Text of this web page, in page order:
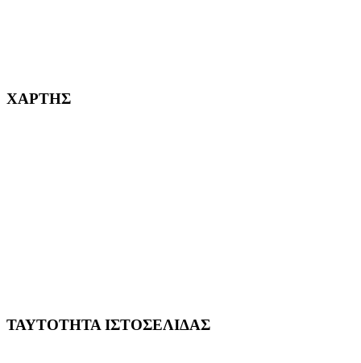
ΧΑΡΤΗΣ
ΤΑΥΤΟΤΗΤΑ ΙΣΤΟΣΕΛΙΔΑΣ